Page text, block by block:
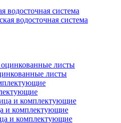
водосточная система
водосточная система
листы
и комплектующие